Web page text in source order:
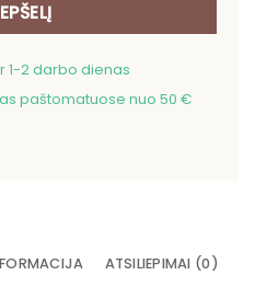
1-2 darbo dienas
paštomatuose nuo 50 €
ATSILIEPIMAI (0)